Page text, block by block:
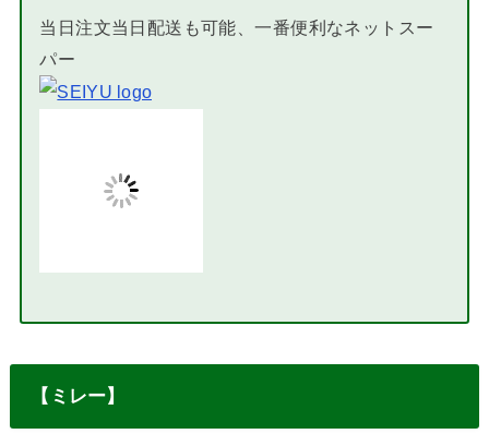
当日注文当日配送も可能、一番便利なネットスー
パー
千葉県の無農薬・有機栽培の産直野菜を中心とした手作
り感満載の宅配サービス（東京都・神奈川県全域）